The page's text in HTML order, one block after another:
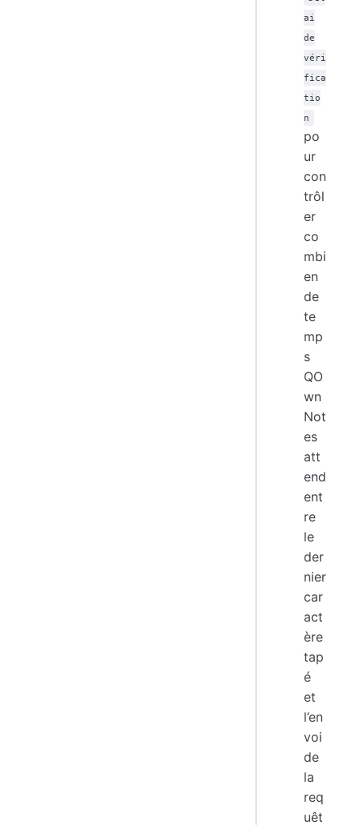
ai
de
véri
fica
tio
n
po
ur
con
trôl
er
co
mbi
en
de
te
mp
s
QO
wn
Not
es
att
end
ent
re
le
der
nier
car
act
ère
tap
é
et
l’en
voi
de
la
req
uêt